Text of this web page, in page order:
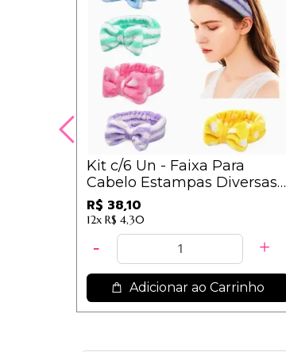
Kit c/6 Un - Faixa Para
Cabelo Estampas Diversas -
IM
R$ 38,10
12x R$ 4,30
Adicionar ao Carrinho